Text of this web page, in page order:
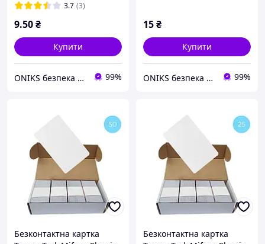
3.7 (3)
9.50₴
Купити
ONIKS безпека та комфорт 99%
15₴
Купити
ONIKS безпека та комфорт 99%
Безконтактна картка
Безконтактна картка